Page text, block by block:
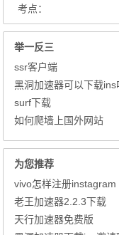
考点：
举一反三
ssr客户端
黑洞加速器可以下载ins
surf下载
如何爬墙上国外网站
为您推荐
vivo怎样注册instagram
老王加速器2.2.3下载
天行加速器免费版